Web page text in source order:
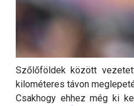
Szőlőföldek között
kilométeres távon
Csakhogy ehhez még ki